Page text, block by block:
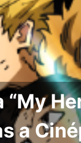
“My
a